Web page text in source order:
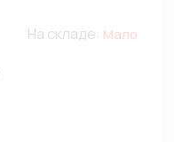
На складе: Мало